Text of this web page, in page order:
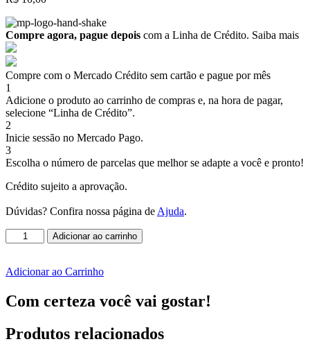
Compre agora, pague depois com a Linha de Crédito. Saiba mais
Compre com o Mercado Crédito sem cartão e pague por mês
1
Adicione o produto ao carrinho de compras e, na hora de pagar,
selecione “Linha de Crédito”.
2
Inicie sessão no Mercado Pago.
3
Escolha o número de parcelas que melhor se adapte a você e pronto!
Crédito sujeito a aprovação.
Dúvidas? Confira nossa página de Ajuda.
PAINEL
-
🍄
quantidade
Adicionar ao carrinho
Adicionar ao Carrinho
Com certeza você vai gostar!
Produtos relacionados